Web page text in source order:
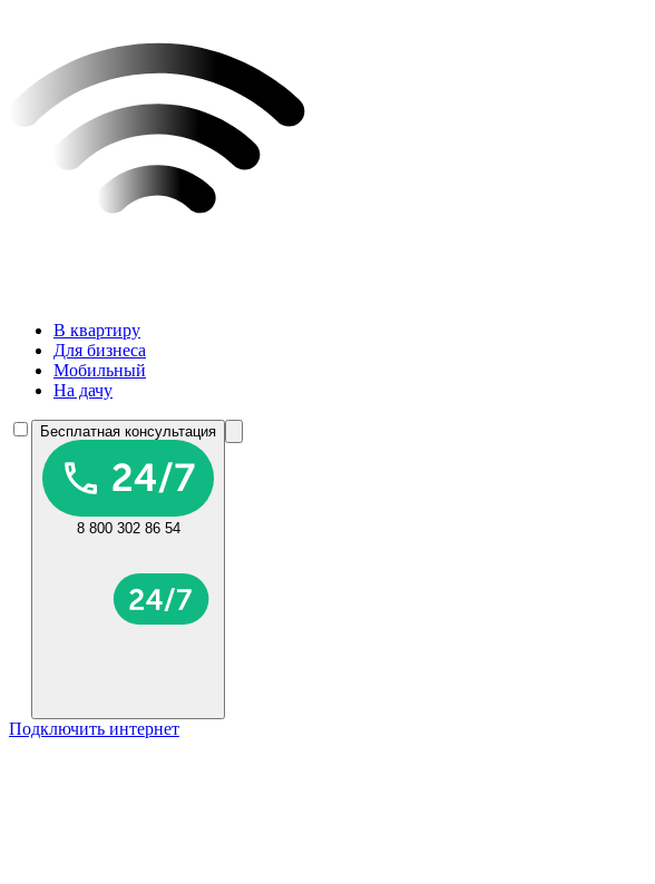
В квартиру
Для бизнеса
Мобильный
На дачу
Бесплатная консультация
8 800 302 86 54
Подключить интернет